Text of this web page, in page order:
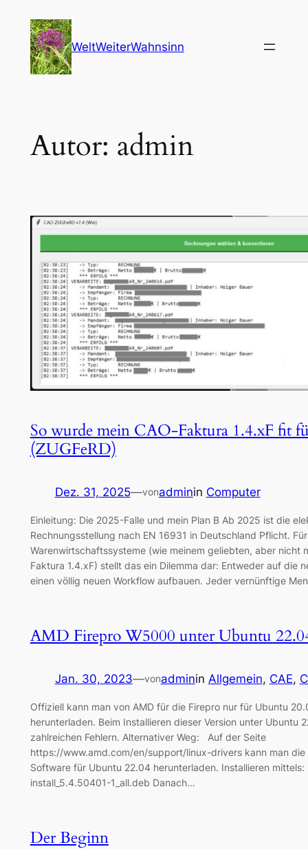
Inhalt
springen
WeltWeiterWahnsinn
Autor: admin
So wurde mein CAO-Faktura 1.4.xF fit
(ZUGFeRD)
Dez. 31, 2025—vonadminin Computer
Einleitung: Die 2025-Falle und mein Plan B Ab 2025 ist die
Rechnungsstellung nach EN 16931 in Deutschland Pflicht.
Warenwirtschaftssysteme (wie meinem geliebten, aber nicht
Faktura 1.4.xF) stellt das ein Dilemma dar: Entweder auf die
einen völlig neuen Workflow aufbauen. Jeder vernünftige
AMD Firepro W5000 unter Ubuntu
Jan. 30, 2023—vonadminin Allgemein, CAE,
Offiziell kann man von AMD für die Firepro nur für Ubuntu
herunterladen. Beim Installieren dieser Version unter Ubuntu
zahlreichen Fehlern. Alternativer Weg: Auf der Seite
https://www.amd.com/en/support/linux-drivers kann man die
Software für Ubuntu 22.04 herunterladen. Installieren
install_5.4.50401-1_all.deb Danach…
Der Beginn